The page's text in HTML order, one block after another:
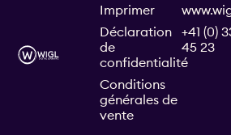
+41 (0)
45 23
Imprimer
Déclaration
de
confidentialité
Conditions
générales de
vente